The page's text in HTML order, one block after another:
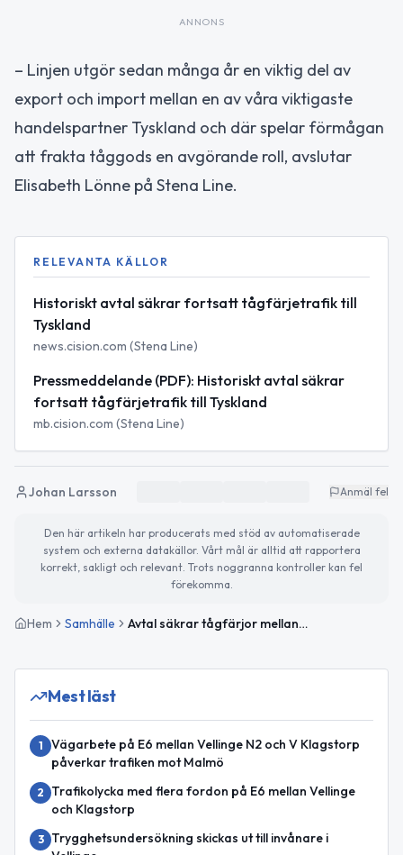
ANNONS
– Linjen utgör sedan många år en viktig del av
export och import mellan en av våra viktigaste
handelspartner Tyskland och där spelar förmågan
att frakta tåggods en avgörande roll, avslutar
Elisabeth Lönne på Stena Line.
RELEVANTA KÄLLOR
Historiskt avtal säkrar fortsatt tågfärjetrafik till
Tyskland
news.cision.com (Stena Line)
Pressmeddelande (PDF): Historiskt avtal säkrar
fortsatt tågfärjetrafik till Tyskland
mb.cision.com (Stena Line)
Johan Larsson Anmäl fel
Den här artikeln har producerats med stöd av automatiserade
system och externa datakällor. Vårt mål är alltid att rapportera
korrekt, sakligt och relevant. Trots noggranna kontroller kan fel
förekomma.
Hem Samhälle Avtal säkrar tågfärjor mellan Trelleborg och Rostock till 2031
Mest läst
1
Vägarbete på E6 mellan Vellinge N2 och V Klagstorp
påverkar trafiken mot Malmö
2
Trafikolycka med flera fordon på E6 mellan Vellinge
och Klagstorp
3
Trygghetsundersökning skickas ut till invånare i